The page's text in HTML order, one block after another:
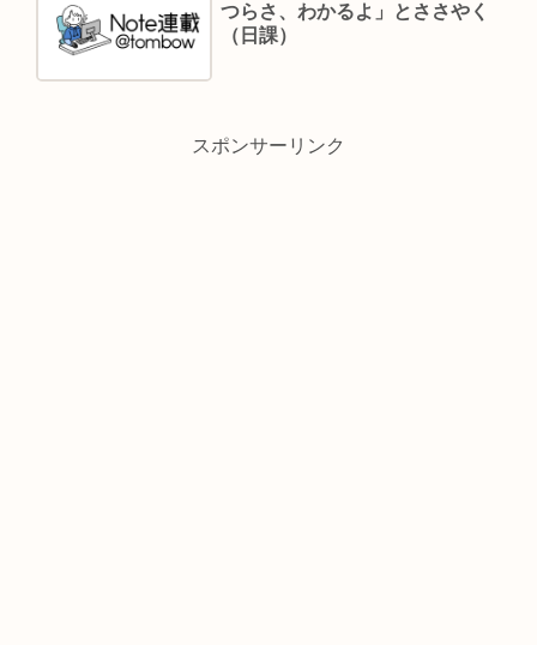
つらさ、わかるよ」とささやく
（日課）
スポンサーリンク